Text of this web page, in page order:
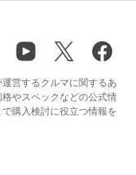
営するクルマに関するあ
やスペックなどの公式情
購入検討に役立つ情報を